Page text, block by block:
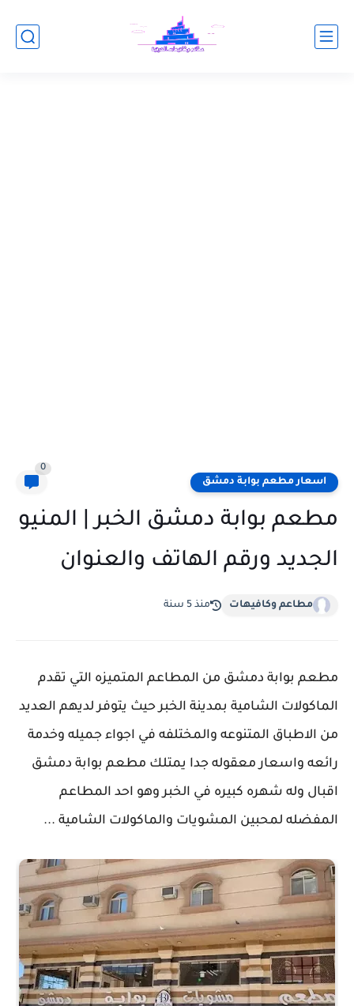
اسعار مطعم بوابة دمشق
0
مطعم بوابة دمشق الخبر | المنيو
الجديد ورقم الهاتف والعنوان
مطاعم وكافيهات منذ 5 سنة
مطعم بوابة دمشق من المطاعم المتميزه التي تقدم
الماكولات الشامية بمدينة الخبر حيث يتوفر لديهم العديد
من الاطباق المتنوعه والمختلفه في اجواء جميله وخدمة
رائعه واسعار معقوله جدا يمتلك مطعم بوابة دمشق
اقبال وله شهره كبيره في الخبر وهو احد المطاعم
المفضله لمحبين المشويات والماكولات الشامية ...